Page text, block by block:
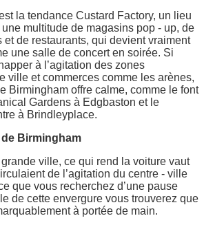
la tendance Custard Factory, un lieu
multitude de magasins pop - up, de
et de restaurants, qui devient vraiment
une salle de concert en soirée. Si
à l’agitation des zones
ville et commerces comme les arènes,
Birmingham offre calme, comme le font
Gardens à Edgbaston et le
à Brindleyplace.
Birmingham
ville, ce qui rend la voiture vaut
de l’agitation du centre - ville
que vous recherchez d’une pause
de cette envergure vous trouverez que
à portée de main.